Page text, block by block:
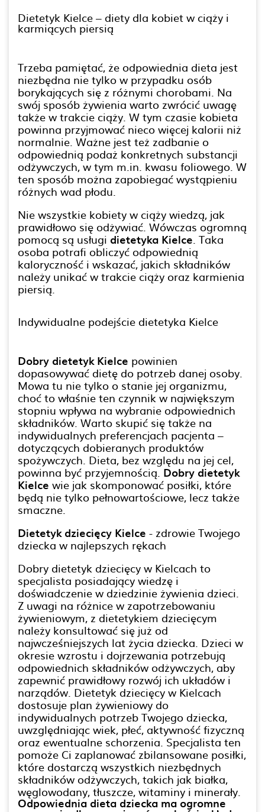
Dietetyk Kielce – diety dla kobiet w ciąży i
karmiących piersią
Trzeba pamiętać, że odpowiednia dieta jest
niezbędna nie tylko w przypadku osób
borykających się z różnymi chorobami. Na
swój sposób żywienia warto zwrócić uwagę
także w trakcie ciąży. W tym czasie kobieta
powinna przyjmować nieco więcej kalorii niż
normalnie. Ważne jest też zadbanie o
odpowiednią podaż konkretnych substancji
odżywczych, w tym m.in. kwasu foliowego. W
ten sposób można zapobiegać wystąpieniu
różnych wad płodu.
Nie wszystkie kobiety w ciąży wiedzą, jak
prawidłowo się odżywiać. Wówczas ogromną
pomocą są usługi dietetyka Kielce. Taka
osoba potrafi obliczyć odpowiednią
kaloryczność i wskazać, jakich składników
należy unikać w trakcie ciąży oraz karmienia
piersią.
Indywidualne podejście dietetyka Kielce
Dobry dietetyk Kielce powinien
dopasowywać dietę do potrzeb danej osoby.
Mowa tu nie tylko o stanie jej organizmu,
choć to właśnie ten czynnik w największym
stopniu wpływa na wybranie odpowiednich
składników. Warto skupić się także na
indywidualnych preferencjach pacjenta –
dotyczących dobieranych produktów
spożywczych. Dieta, bez względu na jej cel,
powinna być przyjemnością. Dobry dietetyk
Kielce wie jak skomponować posiłki, które
będą nie tylko pełnowartościowe, lecz także
smaczne.
Dietetyk dziecięcy Kielce - zdrowie Twojego
dziecka w najlepszych rękach
Dobry dietetyk dziecięcy w Kielcach to
specjalista posiadający wiedzę i
doświadczenie w dziedzinie żywienia dzieci.
Z uwagi na różnice w zapotrzebowaniu
żywieniowym, z dietetykiem dziecięcym
należy konsultować się już od
najwcześniejszych lat życia dziecka. Dzieci w
okresie wzrostu i dojrzewania potrzebują
odpowiednich składników odżywczych, aby
zapewnić prawidłowy rozwój ich układów i
narządów. Dietetyk dziecięcy w Kielcach
dostosuje plan żywieniowy do
indywidualnych potrzeb Twojego dziecka,
uwzględniając wiek, płeć, aktywność fizyczną
oraz ewentualne schorzenia. Specjalista ten
pomoże Ci zaplanować zbilansowane posiłki,
które dostarczą wszystkich niezbędnych
składników odżywczych, takich jak białka,
węglowodany, tłuszcze, witaminy i minerały.
Odpowiednia dieta dziecka ma ogromne